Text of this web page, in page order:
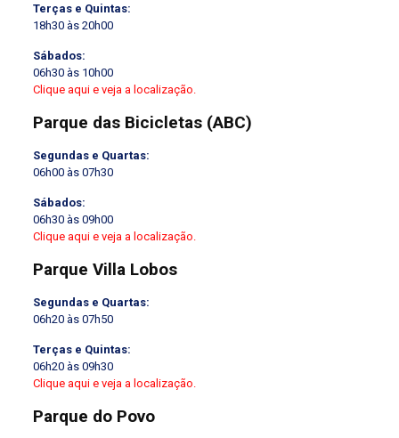
Terças e Quintas:
18h30 às 20h00
Sábados:
06h30 às 10h00
Clique aqui e veja a localização.
Parque das Bicicletas (ABC)
Segundas e Quartas:
06h00 às 07h30
Sábados:
06h30 às 09h00
Clique aqui e veja a localização.
Parque Villa Lobos
Segundas e Quartas:
06h20 às 07h50
Terças e Quintas:
06h20 às 09h30
Clique aqui e veja a localização.
Parque do Povo